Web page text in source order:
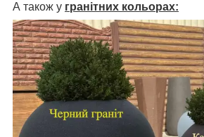
А також у гранітних кольорах: